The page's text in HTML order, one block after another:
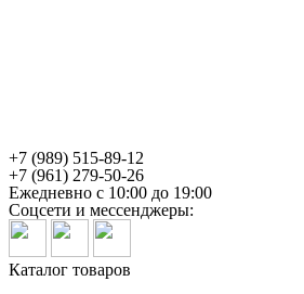
+7 (989) 515-89-12
+7 (961) 279-50-26
Ежедневно с 10:00 до 19:00
Соцсети и мессенджеры:
Каталог товаров